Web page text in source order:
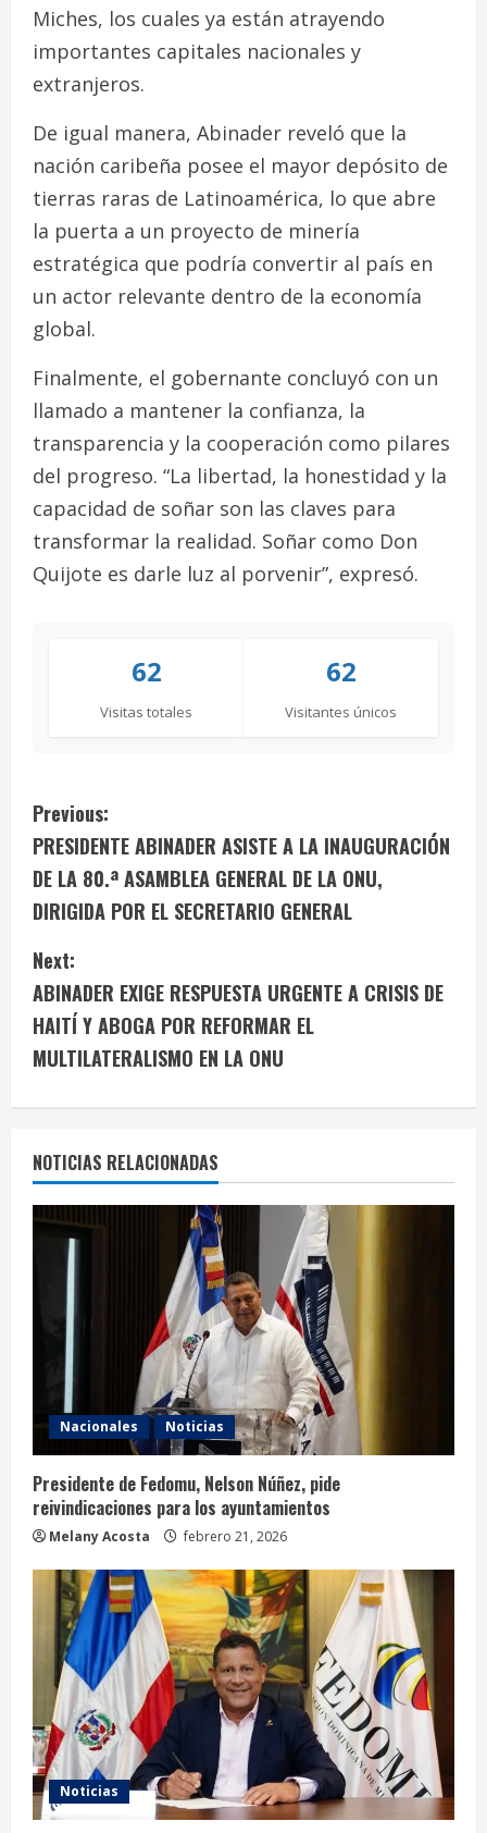
Miches, los cuales ya están atrayendo
importantes capitales nacionales y
extranjeros.
De igual manera, Abinader reveló que la
nación caribeña posee el mayor depósito de
tierras raras de Latinoamérica, lo que abre
la puerta a un proyecto de minería
estratégica que podría convertir al país en
un actor relevante dentro de la economía
global.
Finalmente, el gobernante concluyó con un
llamado a mantener la confianza, la
transparencia y la cooperación como pilares
del progreso. “La libertad, la honestidad y la
capacidad de soñar son las claves para
transformar la realidad. Soñar como Don
Quijote es darle luz al porvenir”, expresó.
62
Visitas totales
62
Visitantes únicos
C
o
n
t
i
n
R
e
n
g
Previous:
PRESIDENTE ABINADER ASISTE A LA INAUGURACIÓN
DE LA 80.ª ASAMBLEA GENERAL DE LA ONU,
DIRIGIDA POR EL SECRETARIO GENERAL
Next:
ABINADER EXIGE RESPUESTA URGENTE A CRISIS DE
HAITÍ Y ABOGA POR REFORMAR EL
MULTILATERALISMO EN LA ONU
NOTICIAS RELACIONADAS
Nacionales Noticias
Presidente de Fedomu, Nelson Núñez, pide
reivindicaciones para los ayuntamientos
Melany Acosta febrero 21, 2026
Noticias